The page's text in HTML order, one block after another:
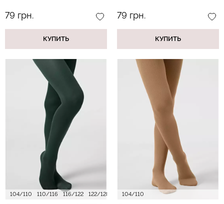
79 грн.
КУПИТЬ
79 грн.
КУПИТЬ
104/110 110/116 116/122 122/128 128/134 140/146 152/158
104/110